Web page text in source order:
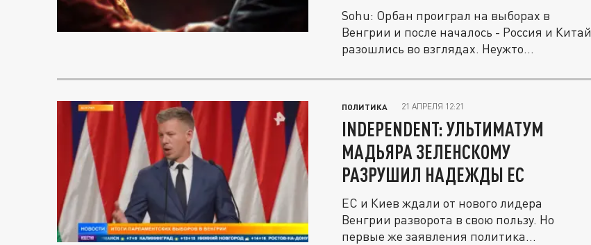
Sohu: Орбан проиграл на выборах в
Венгрии и после началось - Россия и Китай
разошлись во взглядах. Неужто...
ПОЛИТИКА 21 АПРЕЛЯ 12:21
INDEPENDENT: УЛЬТИМАТУМ
МАДЬЯРА ЗЕЛЕНСКОМУ
РАЗРУШИЛ НАДЕЖДЫ ЕС
ЕС и Киев ждали от нового лидера
Венгрии разворота в свою пользу. Но
первые же заявления политика